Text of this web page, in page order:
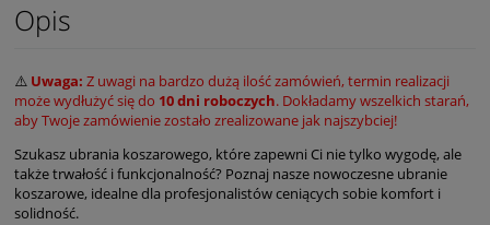
Opis
⚠️ Uwaga: Z uwagi na bardzo dużą ilość zamówień, termin realizacji
może wydłużyć się do 10 dni roboczych. Dokładamy wszelkich starań,
aby Twoje zamówienie zostało zrealizowane jak najszybciej!
Szukasz ubrania koszarowego, które zapewni Ci nie tylko wygodę, ale
także trwałość i funkcjonalność? Poznaj nasze nowoczesne ubranie
koszarowe, idealne dla profesjonalistów ceniących sobie komfort i
solidność.